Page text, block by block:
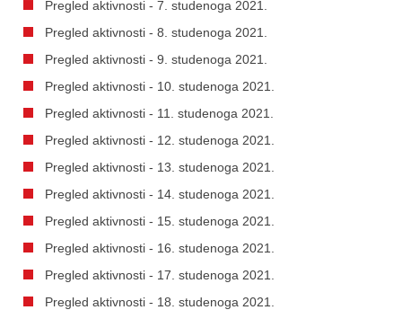
Pregled aktivnosti - 7. studenoga 2021.
Pregled aktivnosti - 8. studenoga 2021.
Pregled aktivnosti - 9. studenoga 2021.
Pregled aktivnosti - 10. studenoga 2021.
Pregled aktivnosti - 11. studenoga 2021.
Pregled aktivnosti - 12. studenoga 2021.
Pregled aktivnosti - 13. studenoga 2021.
Pregled aktivnosti - 14. studenoga 2021.
Pregled aktivnosti - 15. studenoga 2021.
Pregled aktivnosti - 16. studenoga 2021.
Pregled aktivnosti - 17. studenoga 2021.
Pregled aktivnosti - 18. studenoga 2021.